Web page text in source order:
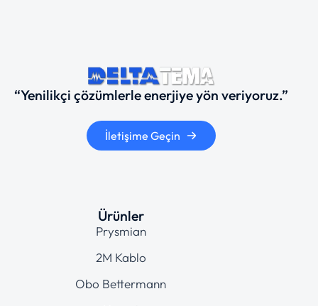
“Yenilikçi çözümlerle enerjiye yön veriyoruz.”
İletişime Geçin
Ürünler
Prysmian
2M Kablo
Obo Bettermann